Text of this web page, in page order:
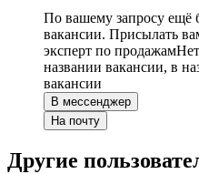
По вашему запросу ещё
вакансии. Присылать
эксперт по продажам
названии вакансии, в
вакансии
В мессенджер
На почту
Другие